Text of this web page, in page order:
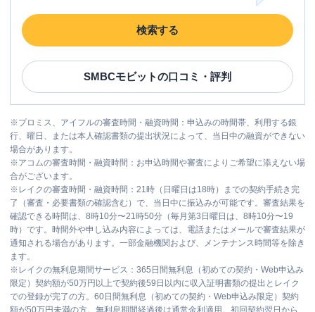
検索する
SMBCモビットの口コミ・評判
※プロミス、アイフルの審査時間・融資時間：申込みの時間帯、利用する銀
行、曜日、または本人確認書類の提出状況によって、当日中の融資ができない
場合があります。
※アコムの審査時間・融資時間：お申込時間や審査によりご希望に添えない場
合がございます。
※ レイクの審査時間・融資時間：21時（日曜日は18時）までの契約手続き完
了（審査・必要書類の確認含む）で、当日中に振込みが可能です。審査結果を
確認できる時間は、8時10分〜21時50分（毎月第3日曜日は、8時10分〜19
時）です。時間外や申し込み内容によっては、電話またはメールで審査結果が
通知される場合があります。一部金融機関および、メンテナンス時間等を除き
ます。
※ レイクの無利息期間サービス：365日間無利息（初めての契約・Web申込み
限定）契約額が50万円以上で契約後59日以内に収入証明書類の提出とレイク
での登録が完了の方。60日間無利息（初めての契約・Web申込み限定）契約
額が50万円未満の方。無利息期間経過後は通常金利適用。初回契約翌日から